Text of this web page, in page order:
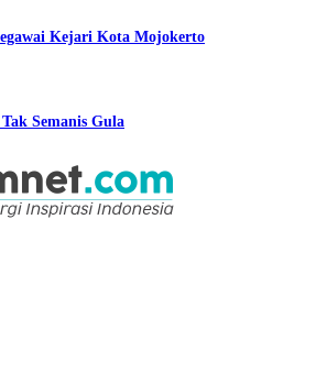
Kejari Kota Mojokerto
Semanis Gula